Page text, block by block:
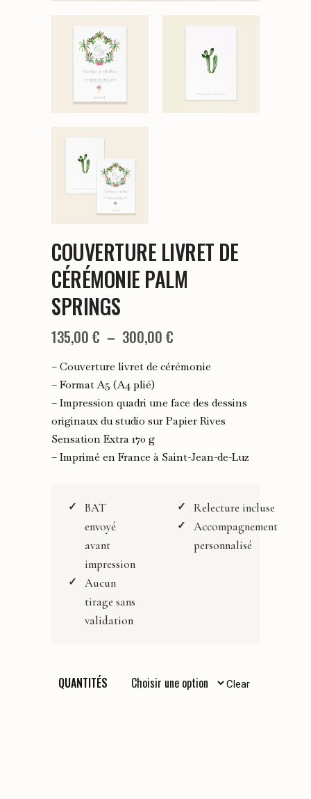
COUVERTURE LIVRET DE
CÉRÉMONIE PALM
SPRINGS
135,00 € – 300,00 €
de
135,00 €
à
300,00 €
– Couverture livret de cérémonie
– Format A5 (A4 plié)
– Impression quadri une face des dessins
originaux du studio sur Papier Rives
Sensation Extra 170 g
– Imprimé en France à Saint-Jean-de-Luz
BAT
envoyé
avant
impression
Aucun
tirage sans
validation
Relecture incluse
Accompagnement
personnalisé
QUANTITÉS Clear